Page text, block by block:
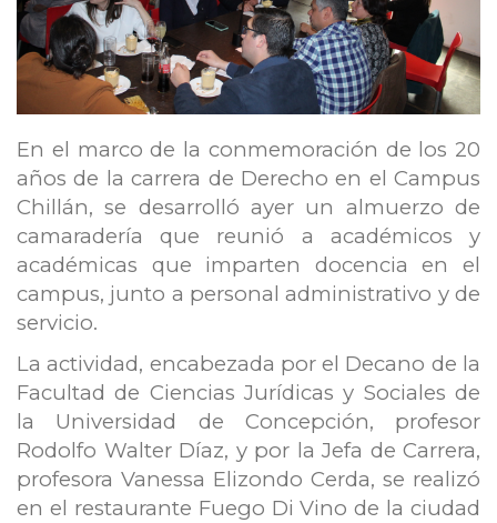
En el marco de la conmemoración de los 20
años de la carrera de Derecho en el Campus
Chillán, se desarrolló ayer un almuerzo de
camaradería que reunió a académicos y
académicas que imparten docencia en el
campus, junto a personal administrativo y de
servicio.
La actividad, encabezada por el Decano de la
Facultad de Ciencias Jurídicas y Sociales de
la Universidad de Concepción, profesor
Rodolfo Walter Díaz, y por la Jefa de Carrera,
profesora Vanessa Elizondo Cerda, se realizó
en el restaurante Fuego Di Vino de la ciudad